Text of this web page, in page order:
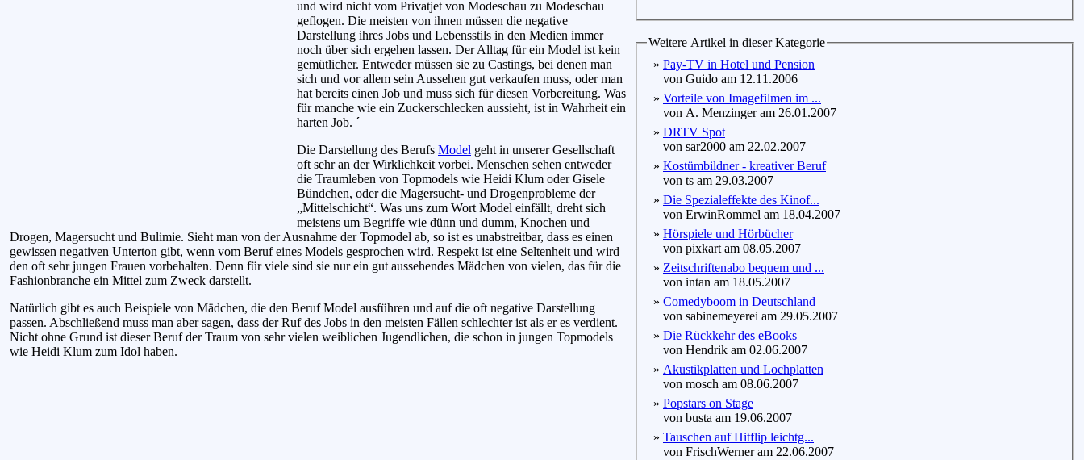
und wird nicht vom Privatjet von Modeschau zu Modeschau
geflogen. Die meisten von ihnen müssen die negative
Darstellung ihres Jobs und Lebensstils in den Medien immer
noch über sich ergehen lassen. Der Alltag für ein Model ist kein
gemütlicher. Entweder müssen sie zu Castings, bei denen man
sich und vor allem sein Aussehen gut verkaufen muss, oder man
hat bereits einen Job und muss sich für diesen Vorbereitung. Was
für manche wie ein Zuckerschlecken aussieht, ist in Wahrheit ein
harten Job. ´
Die Darstellung des Berufs Model geht in unserer Gesellschaft
oft sehr an der Wirklichkeit vorbei. Menschen sehen entweder
die Traumleben von Topmodels wie Heidi Klum oder Gisele
Bündchen, oder die Magersucht- und Drogenprobleme der
„Mittelschicht“. Was uns zum Wort Model einfällt, dreht sich
meistens um Begriffe wie dünn und dumm, Knochen und
Drogen, Magersucht und Bulimie. Sieht man von der Ausnahme der Topmodel ab, so ist es unabstreitbar, dass es einen
gewissen negativen Unterton gibt, wenn vom Beruf eines Models gesprochen wird. Respekt ist eine Seltenheit und wird
den oft sehr jungen Frauen vorbehalten. Denn für viele sind sie nur ein gut aussehendes Mädchen von vielen, das für die
Fashionbranche ein Mittel zum Zweck darstellt.
Natürlich gibt es auch Beispiele von Mädchen, die den Beruf Model ausführen und auf die oft negative Darstellung
passen. Abschließend muss man aber sagen, dass der Ruf des Jobs in den meisten Fällen schlechter ist als er es verdient.
Nicht ohne Grund ist dieser Beruf der Traum von sehr vielen weiblichen Jugendlichen, die schon in jungen Topmodels
wie Heidi Klum zum Idol haben.
Weitere Artikel in dieser Kategorie
» Pay-TV in Hotel und Pension
von Guido am 12.11.2006
» Vorteile von Imagefilmen im ...
von A. Menzinger am 26.01.2007
» DRTV Spot
von sar2000 am 22.02.2007
» Kostümbildner - kreativer Beruf
von ts am 29.03.2007
» Die Spezialeffekte des Kinof...
von ErwinRommel am 18.04.2007
» Hörspiele und Hörbücher
von pixkart am 08.05.2007
» Zeitschriftenabo bequem und ...
von intan am 18.05.2007
» Comedyboom in Deutschland
von sabinemeyerei am 29.05.2007
» Die Rückkehr des eBooks
von Hendrik am 02.06.2007
» Akustikplatten und Lochplatten
von mosch am 08.06.2007
» Popstars on Stage
von busta am 19.06.2007
» Tauschen auf Hitflip leichtg...
von FrischWerner am 22.06.2007